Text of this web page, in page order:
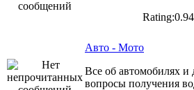
Авто - Мото
Все об автомобилях и
вопросы получения